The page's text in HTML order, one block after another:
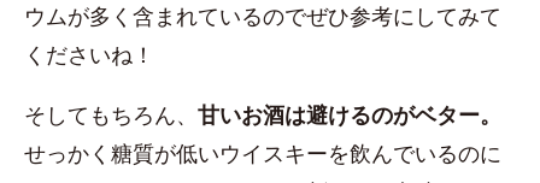
ウムが多く含まれているのでぜひ参考にしてみて
くださいね！
そしてもちろん、 甘いお酒は避けるのがベター。
せっかく糖質が低いウイスキーを飲んでいるのに